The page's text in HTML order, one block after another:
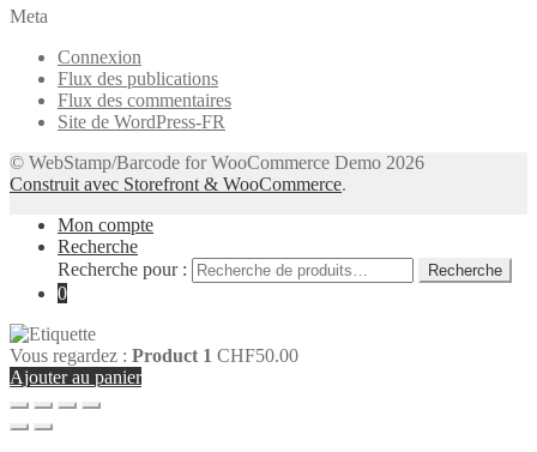
Meta
Connexion
Flux des publications
Flux des commentaires
Site de WordPress-FR
© WebStamp/Barcode for WooCommerce Demo 2026
Construit avec Storefront & WooCommerce.
Mon compte
Recherche
Recherche pour :
Recherche
0
Vous regardez : Product 1 CHF50.00
Ajouter au panier